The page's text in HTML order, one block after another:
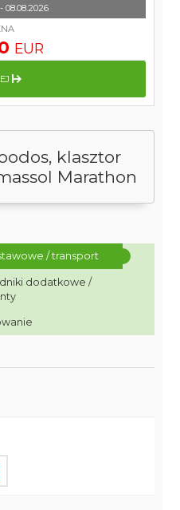
klasztor
Marathon
/ transport
dodatkowe /
08.08.2026
EUR